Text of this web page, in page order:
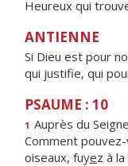
Heureux qui
ANTIENNE
Si Dieu est pour
qui justifie, qui
PSAUME : 10
1 Auprès du Seigne
Comment
oiseaux, fuyez à